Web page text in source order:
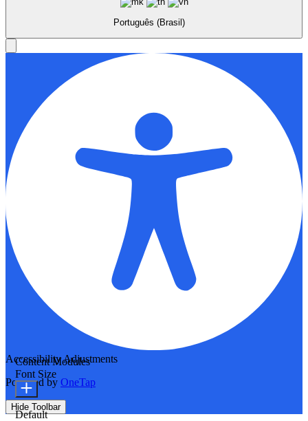
Português (Brasil)
Accessibility Adjustments
Powered by OneTap
Hide Toolbar
Content Modules
Font Size
Default